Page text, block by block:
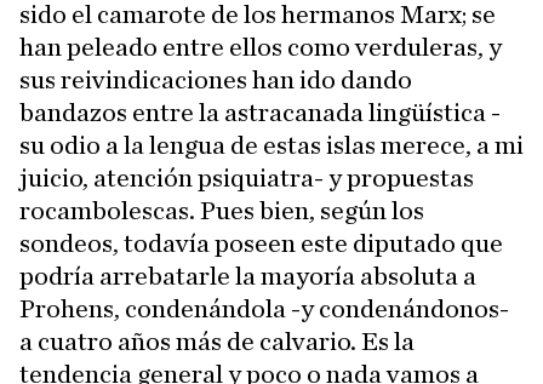
sido el camarote de los hermanos Marx; se
han peleado entre ellos como verduleras, y
sus reivindicaciones han ido dando
bandazos entre la astracanada lingüística -
su odio a la lengua de estas islas merece, a mi
juicio, atención psiquiatra- y propuestas
rocambolescas. Pues bien, según los
sondeos, todavía poseen este diputado que
podría arrebatarle la mayoría absoluta a
Prohens, condenándola -y condenándonos-
a cuatro años más de calvario. Es la
tendencia general y poco o nada vamos a